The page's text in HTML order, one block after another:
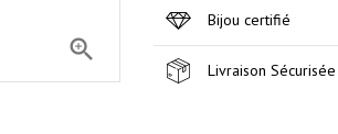

Bijou certifié
Livraison Sécurisée